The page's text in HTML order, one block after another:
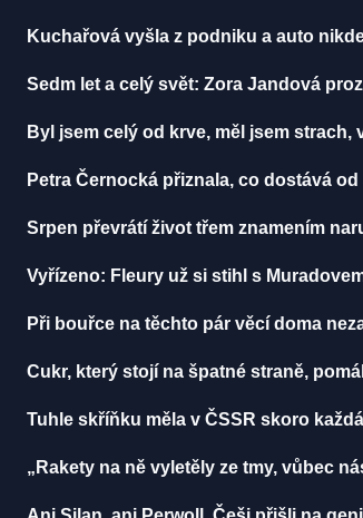
Kuchařová vyšla z podniku a auto
Sedm let a celý svět: Zora Jandová
Byl jsem celý od krve, měl jsem
Petra Černocká přiznala, co dostává
Srpen převrátí život třem znamením
Vyřízeno: Fleury už si stihl s
Při bouřce na těchto pár věcí doma
Cukr, který stojí na špatné straně,
Tuhle skříňku měla v ČSSR skoro
„Rakety na ně vyletěly ze tmy, vůbec